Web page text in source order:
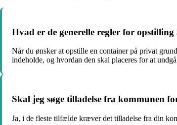
Hvad er de generelle regler for
Når du ønsker at opstille en container på privat
indeholde, og hvordan den skal placeres for at
Skal jeg søge tilladelse fra kommunen
Ja, i de fleste tilfælde kræver det tilladelse fra din